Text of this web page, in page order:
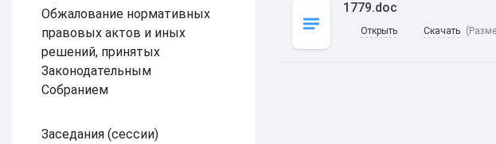
Обжалование нормативных
правовых актов и иных
решений, принятых
Законодательным
Собранием
Заседания (сессии)
1779.doc
Открыть Скачать